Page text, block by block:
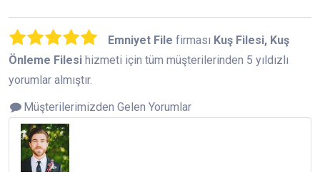
Emniyet File firması Kuş Filesi, Kuş
Önleme Filesi hizmeti için tüm müşterilerinden 5 yıldızlı
yorumlar almıştır.
Müşterilerimizden Gelen Yorumlar